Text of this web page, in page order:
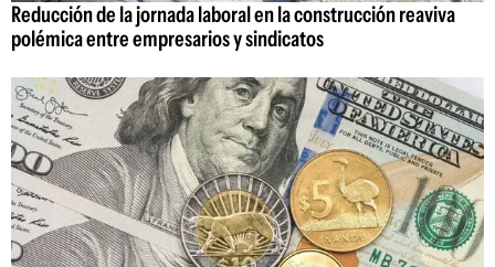
Reducción de la jornada laboral en la construcción reaviva
polémica entre empresarios y sindicatos